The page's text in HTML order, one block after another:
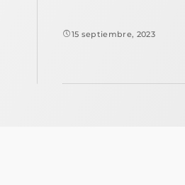
15 septiembre, 2023